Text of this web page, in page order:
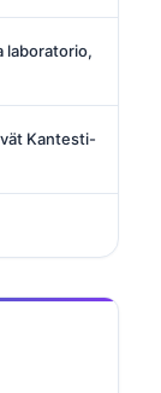
laboratorio,
Kantesti-